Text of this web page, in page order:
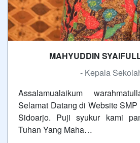
MAHYUDDIN
- Kepala
Assalamualaikum
Selamat Datang di Website
Sidoarjo. Puji syukur kami
Tuhan Yang Maha…